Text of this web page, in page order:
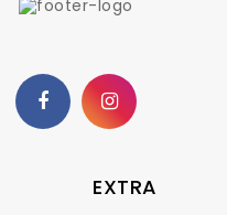
EXTRA